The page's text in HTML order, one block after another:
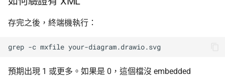
存完之後，終端機執行：
grep -c mxfile
預期出現 1 或更多。如果是 0，這個檔沒 embedded